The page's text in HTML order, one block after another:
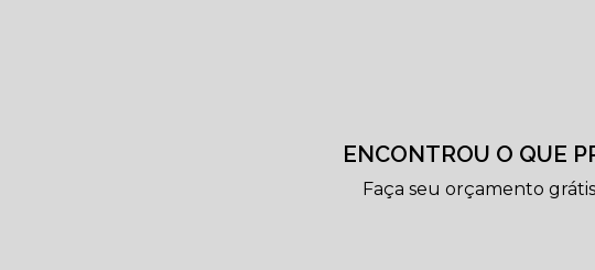
ENCONTROU O QUE
Faça seu orçamento